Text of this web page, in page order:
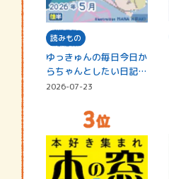
読みもの
ゆっきゅんの毎日今日か
らちゃんとしたい日記
☆202…
2026-07-23